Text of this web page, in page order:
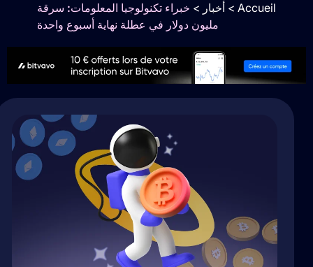
Accueil
> أخبار> خبراء تكنولوجيا المعلومات: سرقة
مليون دولار في عطلة نهاية أسبوع واحدة